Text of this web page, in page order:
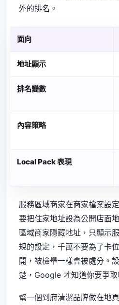
外的排名。
面向
地址顯示
排名變數
內容策略
Local Pack 表現
服務區域商家在商家檔案設
要把住家地址設為公開店面
區域商家隱藏地址，只顯示
規的設定，千萬不要為了卡
開，被檢舉一樣會被處分。
楚，Google 才知道你要爭取
幫一個到府清潔品牌做在地